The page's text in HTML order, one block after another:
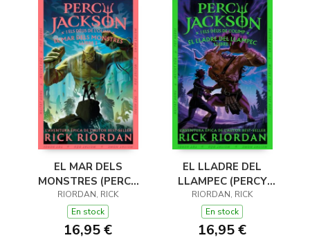
EL MAR DELS
MONSTRES (PERCY
JACKSON I ELS DÉUS
DE L'OLIMP 2)
RIORDAN, RICK
En stock
16,95 €
EL LLADRE DEL
LLAMPEC (PERCY
JACKSON I ELS DÉUS
DE L'OLIMP 1)
RIORDAN, RICK
En stock
16,95 €